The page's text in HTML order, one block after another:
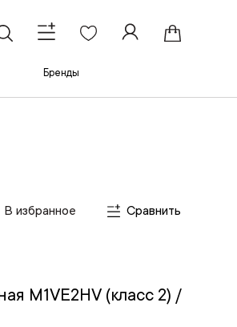
Бренды
В избранное Сравнить
M1VE2HV (класс 2) /